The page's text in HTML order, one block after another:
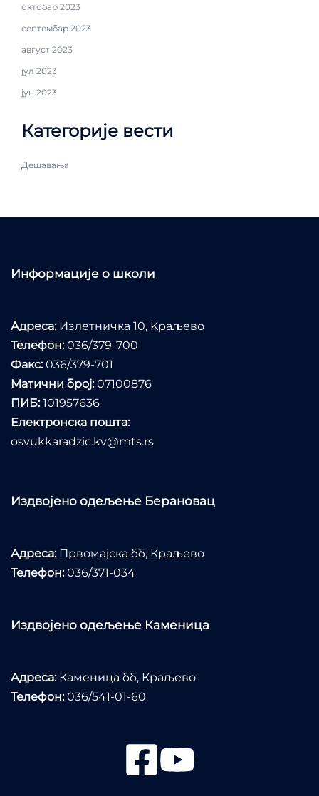
октобар 2023
септембар 2023
август 2023
јул 2023
јун 2023
Категорије вести
Дешавања
Информације о школи
Адреса:Излетничка 10, Kраљево
Телефон:036/379-700
Факс:036/379-701
Матични број:07100876
ПИБ:101957636
Електронска пошта:
osvukkaradzic.kv@mts.rs
Издвојено одељење Берановац
Адреса:Првомајска бб, Краљево
Телефон:036/371-034
Издвојено одељење Каменица
Адреса:Каменица бб, Краљево
Телефон:036/541-01-60